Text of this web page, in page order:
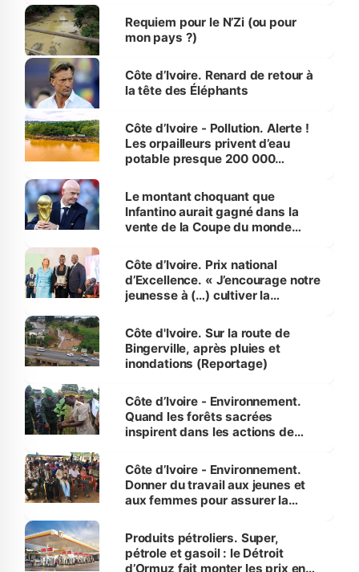
Requiem pour le N’Zi (ou pour
mon pays ?)
Côte d’Ivoire. Renard de retour à
la tête des Éléphants
Côte d’Ivoire - Pollution. Alerte !
Les orpailleurs privent d’eau
potable presque 200 000
Le montant choquant que
Infantino aurait gagné dans la
vente de la Coupe du monde
Côte d’Ivoire. Prix national
d’Excellence. « J’encourage notre
jeunesse à (…) cultiver la
(Alassane Ouattara
Côte d'Ivoire. Sur la route de
Bingerville, après pluies et
inondations (Reportage)
Côte d’Ivoire - Environnement.
Quand les forêts sacrées
inspirent dans les actions de
Côte d’Ivoire - Environnement.
Donner du travail aux jeunes et
aux femmes pour assurer la
menacées
Produits pétroliers. Super,
pétrole et gasoil : le Détroit
d’Ormuz fait monter les prix en